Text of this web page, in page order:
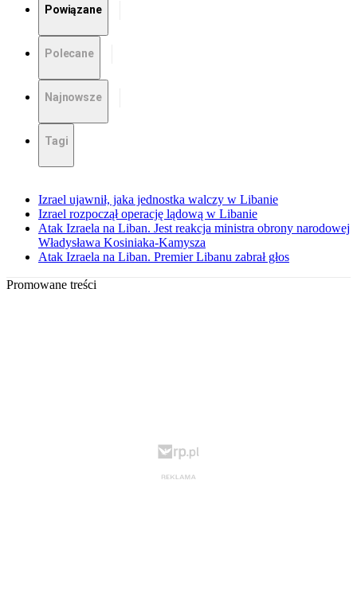
Powiązane
Polecane
Najnowsze
Tagi
Izrael ujawnił, jaka jednostka walczy w Libanie
Izrael rozpoczął operację lądową w Libanie
Atak Izraela na Liban. Jest reakcja ministra obrony narodowej
Władysława Kosiniaka-Kamysza
Atak Izraela na Liban. Premier Libanu zabrał głos
Promowane treści